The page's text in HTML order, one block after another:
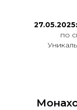
27.05.2025:
по